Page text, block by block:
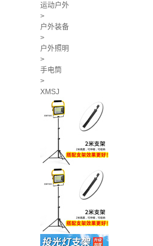
运动户外
>
户外装备
>
户外照明
>
手电筒
>
XMSJ